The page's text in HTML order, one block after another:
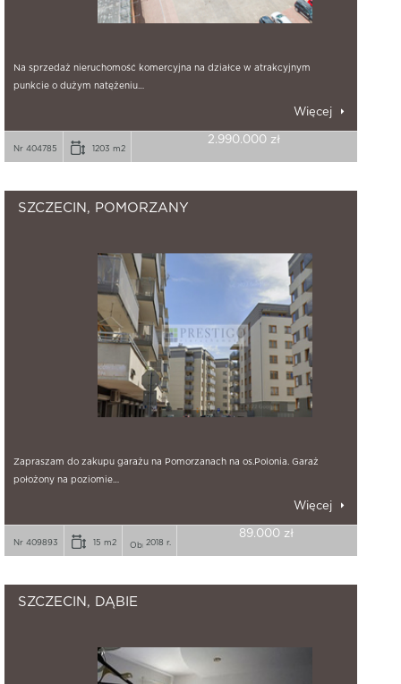
Na sprzedaż nieruchomość komercyjna na działce w atrakcyjnym
punkcie o dużym natężeniu…
Więcej
Nr 404785 1203 m2
2.990.000 zł
SZCZECIN, POMORZANY
Zapraszam do zakupu garażu na Pomorzanach na os.Polonia. Garaż
położony na poziomie…
Więcej
Nr 409893 15 m2 2018 r.
89.000 zł
SZCZECIN, DĄBIE